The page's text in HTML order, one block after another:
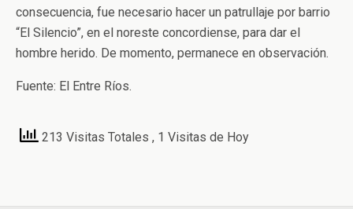
consecuencia, fue necesario hacer un patrullaje por barrio
“El Silencio”, en el noreste concordiense, para dar el
hombre herido. De momento, permanece en observación.
Fuente: El Entre Ríos.
213 Visitas Totales , 1 Visitas de Hoy